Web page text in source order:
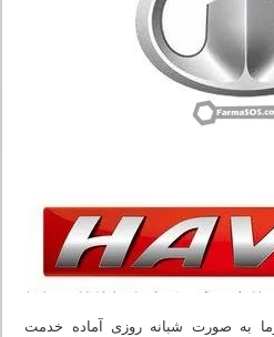
به صورت شبانه روزی آماده خدمت